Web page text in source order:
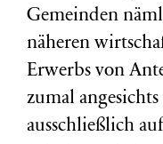
Gemeinden
näheren
Erwerbs von
zumal angesichts
ausschließlich